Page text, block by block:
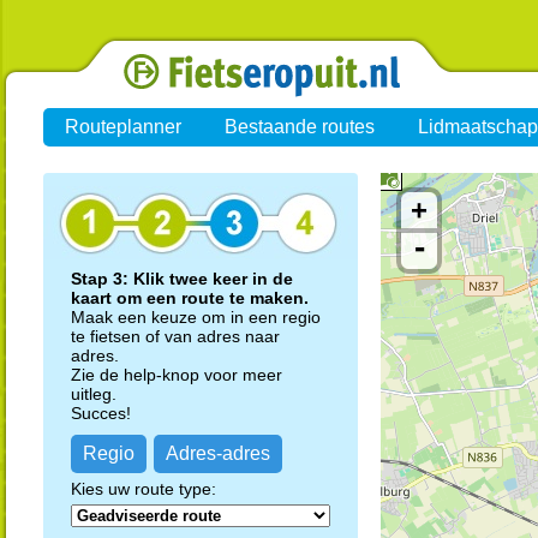
Routeplanner Bestaande routes Lidmaatschap
Stap 3: Klik twee keer in de
kaart om een route te maken.
Maak een keuze om in een regio
te fietsen of van adres naar
adres.
Zie de help-knop voor meer
uitleg.
Succes!
Regio Adres-adres
Kies uw route type:
+
-